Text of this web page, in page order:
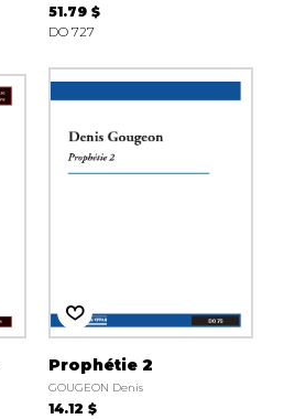
51.79 $
DO 727
Prophétie 2
GOUGEON Denis
14.12 $